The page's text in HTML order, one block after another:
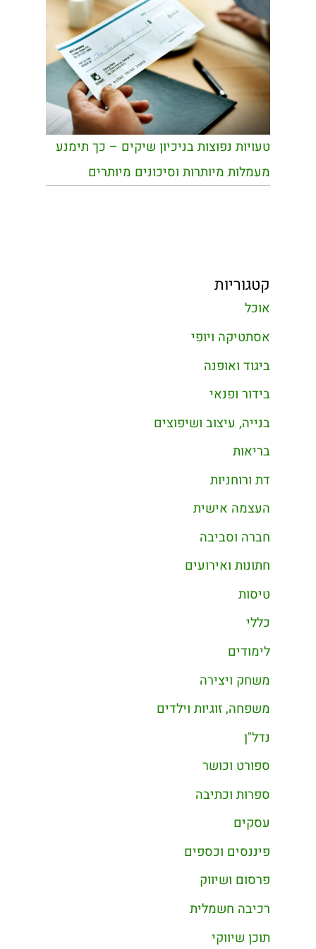
טעויות נפוצות בניכיון שיקים – כך תימנע
מעמלות מיותרות וסיכונים מיותרים
קטגוריות
אוכל
אסתטיקה ויופי
ביגוד ואופנה
בידור ופנאי
בנייה, עיצוב ושיפוצים
בריאות
דת ורוחניות
העצמה אישית
חברה וסביבה
חתונות ואירועים
טיסות
כללי
לימודים
משחק ויצירה
משפחה, זוגיות וילדים
נדל"ן
ספורט וכושר
ספרות וכתיבה
עסקים
פיננסים וכספים
פרסום ושיווק
רכיבה חשמלית
תוכן שיווקי